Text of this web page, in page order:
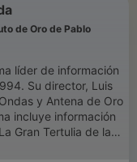
de Oro de Pablo
líder de información
Su director, Luis
y Antena de Oro
incluye información
Gran Tertulia de la
a la